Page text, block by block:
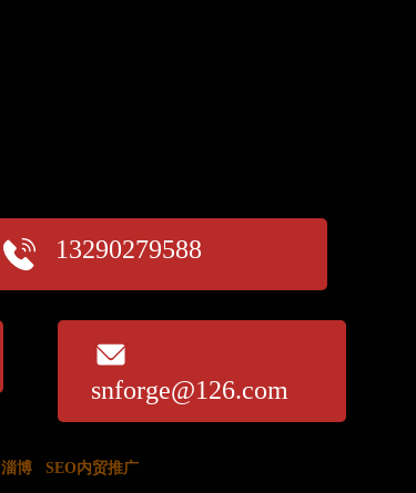
13290279588
snforge@126.com
淄博 SEO内贸推广